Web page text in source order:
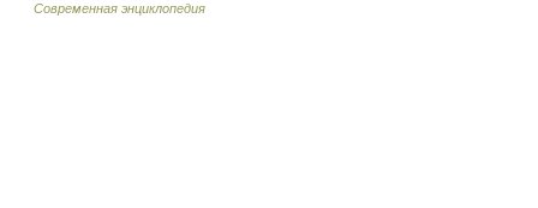
Современная энциклопедия